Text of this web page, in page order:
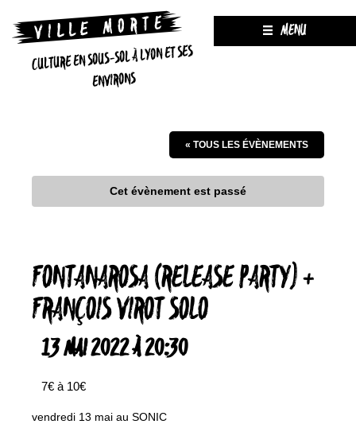
CULTURE EN SOUS-SOL À LYON ET SES
ENVIRONS
MENU
« TOUS LES ÉVÈNEMENTS
Cet évènement est passé
FONTANAROSA (RELEASE PARTY) +
FRANÇOIS VIROT SOLO
13 MAI 2022 À 20:30
7€ à 10€
vendredi 13 mai au SONIC